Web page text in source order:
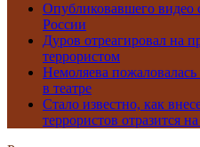
Опубликовавшего
России
Дуров отреагировал на
террористом
Немоляева
в театре
Стало известно, как
террористов отразится